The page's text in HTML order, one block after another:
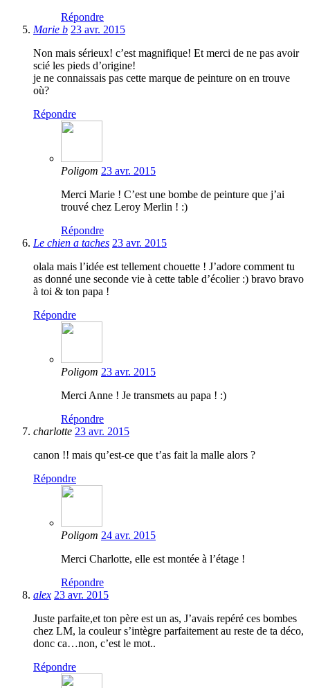
Répondre
Marie b 23 avr. 2015
Non mais sérieux! c’est magnifique! Et merci de ne pas avoir
scié les pieds d’origine!
je ne connaissais pas cette marque de peinture on en trouve
où?
Répondre
Poligom 23 avr. 2015
Merci Marie ! C’est une bombe de peinture que j’ai
trouvé chez Leroy Merlin ! :)
Répondre
Le chien a taches 23 avr. 2015
olala mais l’idée est tellement chouette ! J’adore comment tu
as donné une seconde vie à cette table d’écolier :) bravo bravo
à toi & ton papa !
Répondre
Poligom 23 avr. 2015
Merci Anne ! Je transmets au papa ! :)
Répondre
charlotte 23 avr. 2015
canon !! mais qu’est-ce que t’as fait la malle alors ?
Répondre
Poligom 24 avr. 2015
Merci Charlotte, elle est montée à l’étage !
Répondre
alex 23 avr. 2015
Juste parfaite,et ton père est un as, J’avais repéré ces bombes
chez LM, la couleur s’intègre parfaitement au reste de ta déco,
donc ca…non, c’est le mot..
Répondre